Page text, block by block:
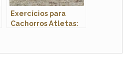
Exercícios para
Cachorros Atletas: